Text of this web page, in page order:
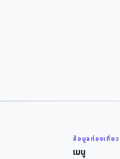
ข้อมูลท่องเที่ยว
เมนู